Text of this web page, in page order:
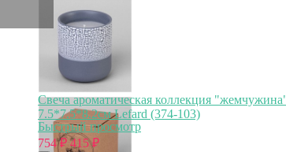
Свеча ароматическая коллекция
7.5*7.5*8.2см Lefard (374-103)
Быстрый просмотр
754₽ 415₽